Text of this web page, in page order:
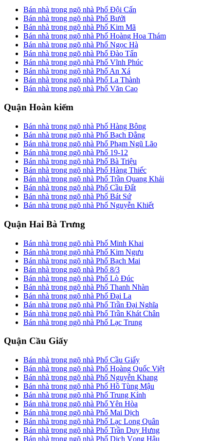
Bán nhà trong ngõ nhà Phố Đội Cấn
Bán nhà trong ngõ nhà Phố Bưởi
Bán nhà trong ngõ nhà Phố Kim Mã
Bán nhà trong ngõ nhà Phố Hoàng Hoa Thám
Bán nhà trong ngõ nhà Phố Ngọc Hà
Bán nhà trong ngõ nhà Phố Đào Tấn
Bán nhà trong ngõ nhà Phố Vĩnh Phúc
Bán nhà trong ngõ nhà Phố An Xá
Bán nhà trong ngõ nhà Phố La Thành
Bán nhà trong ngõ nhà Phố Văn Cao
Quận Hoàn kiếm
Bán nhà trong ngõ nhà Phố Hàng Bông
Bán nhà trong ngõ nhà Phố Bạch Đằng
Bán nhà trong ngõ nhà Phố Phạm Ngũ Lão
Bán nhà trong ngõ nhà Phố 19-12
Bán nhà trong ngõ nhà Phố Bà Triệu
Bán nhà trong ngõ nhà Phố Hàng Thiếc
Bán nhà trong ngõ nhà Phố Trần Quang Khải
Bán nhà trong ngõ nhà Phố Cầu Đất
Bán nhà trong ngõ nhà Phố Bát Sứ
Bán nhà trong ngõ nhà Phố Nguyễn Khiết
Quận Hai Bà Trưng
Bán nhà trong ngõ nhà Phố Minh Khai
Bán nhà trong ngõ nhà Phố Kim Ngưu
Bán nhà trong ngõ nhà Phố Bạch Mai
Bán nhà trong ngõ nhà Phố 8/3
Bán nhà trong ngõ nhà Phố Lò Đúc
Bán nhà trong ngõ nhà Phố Thanh Nhàn
Bán nhà trong ngõ nhà Phố Đại La
Bán nhà trong ngõ nhà Phố Trần Đại Nghĩa
Bán nhà trong ngõ nhà Phố Trần Khát Chân
Bán nhà trong ngõ nhà Phố Lạc Trung
Quận Cầu Giấy
Bán nhà trong ngõ nhà Phố Cầu Giấy
Bán nhà trong ngõ nhà Phố Hoàng Quốc Việt
Bán nhà trong ngõ nhà Phố Nguyễn Khang
Bán nhà trong ngõ nhà Phố Hồ Tùng Mậu
Bán nhà trong ngõ nhà Phố Trung Kính
Bán nhà trong ngõ nhà Phố Yên Hòa
Bán nhà trong ngõ nhà Phố Mai Dịch
Bán nhà trong ngõ nhà Phố Lạc Long Quân
Bán nhà trong ngõ nhà Phố Trần Duy Hưng
Bán nhà trong ngõ nhà Phố Dịch Vọng Hậu